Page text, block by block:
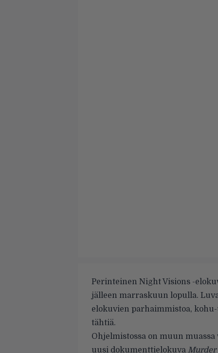
Perinteinen Night Visions -
jälleen marraskuun lopulla.
elokuvien parhaimmistoa,
tähtiä.
Ohjelmistossa on muun
uusi dokumenttielokuva Murder